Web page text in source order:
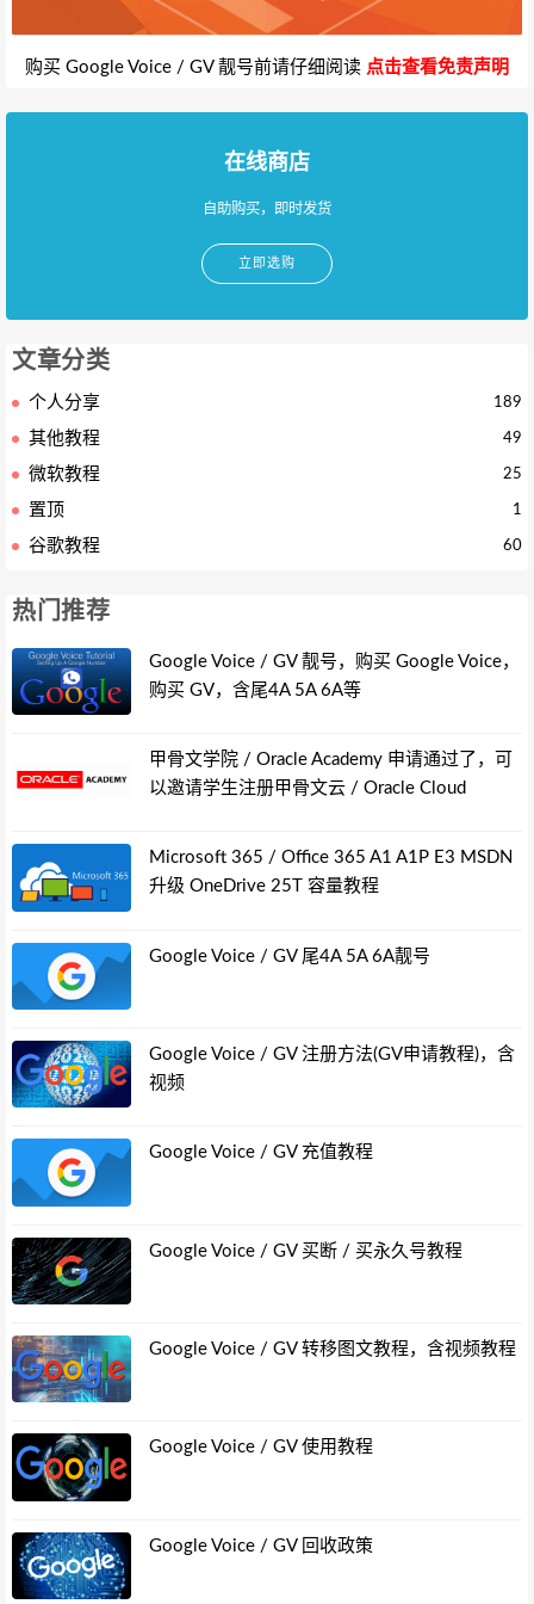
购买 Google Voice / GV 靓号前请仔细阅读 点击查看免责声明
在线商店
自助购买，即时发货
立即选购
文章分类
个人分享 189
其他教程 49
微软教程 25
置顶 1
谷歌教程 60
热门推荐
Google Voice / GV 靓号，购买 Google Voice，
购买 GV，含尾4A 5A 6A等
甲骨文学院 / Oracle Academy 申请通过了，可
以邀请学生注册甲骨文云 / Oracle Cloud
Microsoft 365 / Office 365 A1 A1P E3 MSDN
升级 OneDrive 25T 容量教程
Google Voice / GV 尾4A 5A 6A靓号
Google Voice / GV 注册方法(GV申请教程)，含
视频
Google Voice / GV 充值教程
Google Voice / GV 买断 / 买永久号教程
Google Voice / GV 转移图文教程，含视频教程
Google Voice / GV 使用教程
Google Voice / GV 回收政策